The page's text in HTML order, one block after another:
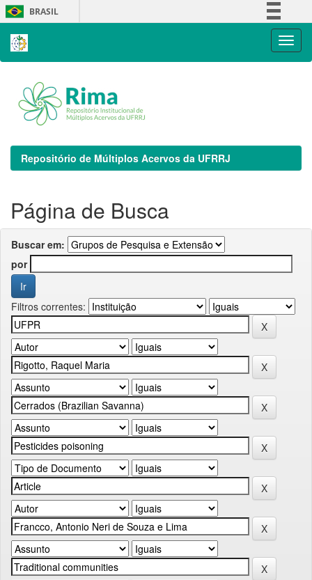
Skip
navigation
BRASIL
Repositório de Múltiplos Acervos da UFRRJ
Página de Busca
Buscar em:
por
Filtros correntes: